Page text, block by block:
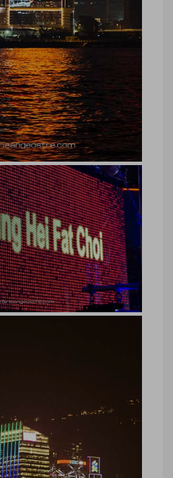
bonne année en
Ange Ostre
bonne année en
Ange Ostre